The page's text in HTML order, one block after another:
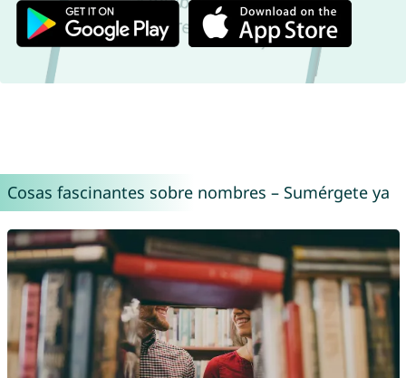
Cosas fascinantes sobre nombres – Sumérgete ya